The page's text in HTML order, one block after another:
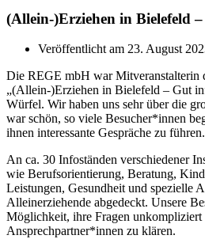
(Allein-)Erziehen in Bielefeld
Veröffentlicht am 23. August
Die REGE mbH war Mitveranstalterin
„(Allein-)Erziehen in Bielefeld – Gut
Würfel. Wir haben uns sehr über die
war schön, so viele Besucher*innen
ihnen interessante Gespräche zu führen.
An ca. 30 Infoständen verschiedener
wie Berufsorientierung, Beratung,
Leistungen, Gesundheit und spezielle
Alleinerziehende abgedeckt. Unsere
Möglichkeit, ihre Fragen
Ansprechpartner*innen zu klären.